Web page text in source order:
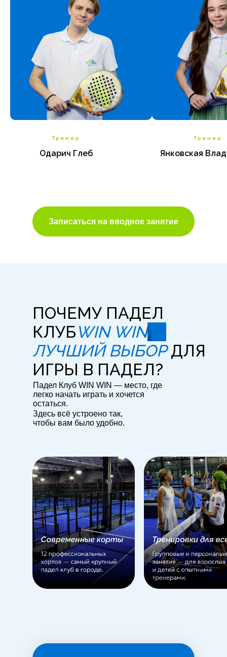
Тренер
Одарич Глеб
Тренер
Янковская
Записаться на вводное занятие
ПОЧЕМУ ПАДЕЛ
КЛУБWIN WIN
ЛУЧШИЙ ВЫБОРДЛЯ
ИГРЫ В ПАДЕЛ?
Падел Клуб WIN WIN — место, где
легко начать играть и хочется
остаться.
Здесь всё устроено так,
чтобы вам было удобно.
Политика
конфеденциальности
Публичная оферта
2025 © ООО «ОРИОН»